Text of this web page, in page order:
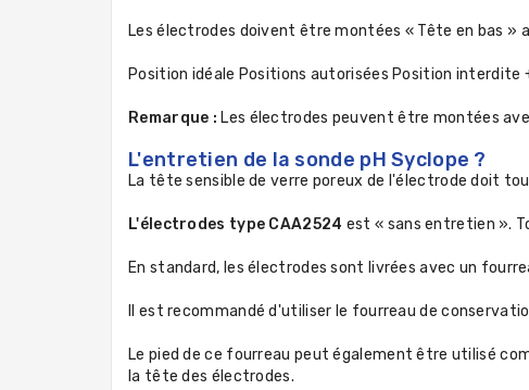
Les électrodes doivent être montées « Tête en bas »
Position idéale Positions autorisées Position interdite
Remarque : Les électrodes peuvent être montées
L'entretien de la sonde pH Syclope ?
La tête sensible de verre poreux de l'électrode doit
L'électrodes type CAA2524 est « sans entretien ».
En standard, les électrodes sont livrées avec un
Il est recommandé d'utiliser le fourreau de
Le pied de ce fourreau peut également être utilisé
la tête des électrodes.